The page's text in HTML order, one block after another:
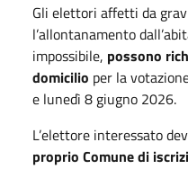
Gli elettori affetti da
l’allontanamento
impossibile, possono
domicilio per la
e lunedì 8 giugno 2026.
L’elettore interessato
proprio Comune di